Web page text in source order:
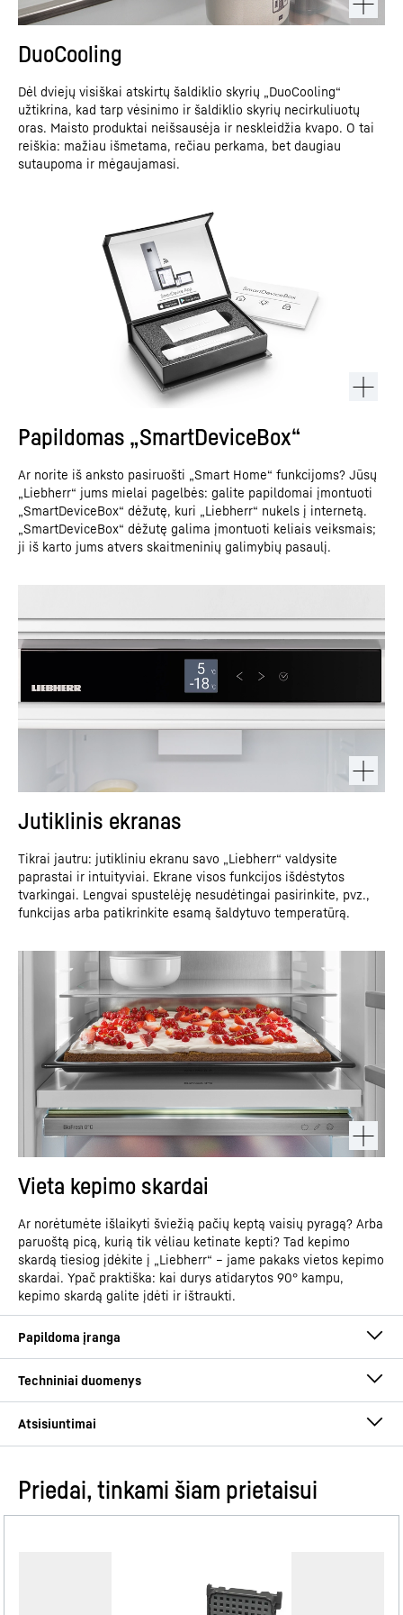
DuoCooling
Dėl dviejų visiškai atskirtų šaldiklio skyrių „DuoCooling“
užtikrina, kad tarp vėsinimo ir šaldiklio skyrių necirkuliuotų
oras. Maisto produktai neišsausėja ir neskleidžia kvapo. O tai
reiškia: mažiau išmetama, rečiau perkama, bet daugiau
sutaupoma ir mėgaujamasi.
Papildomas „SmartDeviceBox“
Ar norite iš anksto pasiruošti „Smart Home“ funkcijoms? Jūsų
„Liebherr“ jums mielai pagelbės: galite papildomai įmontuoti
„SmartDeviceBox“ dėžutę, kuri „Liebherr“ nukels į internetą.
„SmartDeviceBox“ dėžutę galima įmontuoti keliais veiksmais;
ji iš karto jums atvers skaitmeninių galimybių pasaulį.
Jutiklinis ekranas
Tikrai jautru: jutikliniu ekranu savo „Liebherr“ valdysite
paprastai ir intuityviai. Ekrane visos funkcijos išdėstytos
tvarkingai. Lengvai spustelėję nesudėtingai pasirinkite, pvz.,
funkcijas arba patikrinkite esamą šaldytuvo temperatūrą.
Vieta kepimo skardai
Ar norėtumėte išlaikyti šviežią pačių keptą vaisių pyragą? Arba
paruoštą picą, kurią tik vėliau ketinate kepti? Tad kepimo
skardą tiesiog įdėkite į „Liebherr“ – jame pakaks vietos kepimo
skardai. Ypač praktiška: kai durys atidarytos 90° kampu,
kepimo skardą galite įdėti ir ištraukti.
Gaminių grupė
Integruojamas šaldytuvo ir
4016803117230
Eksploatacijos instrukcija
Priedai, tinkami šiam prietaisui